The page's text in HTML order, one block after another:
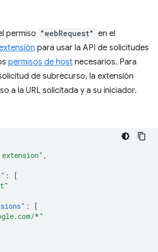
permiso "webRequest" en el
para usar la API de solicitudes
permisos de host necesarios. Para
de subrecurso, la extensión
a la URL solicitada y a su iniciador.
extension" ,
:
[
:
[
*"